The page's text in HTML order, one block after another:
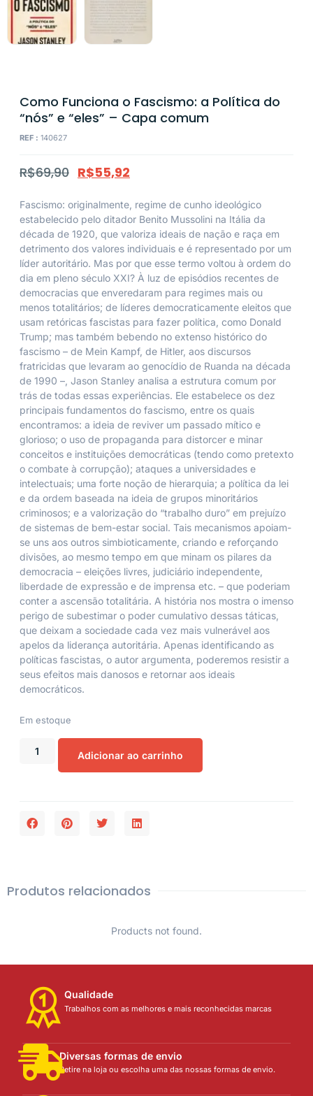
Como Funciona o Fascismo: a Política do
“nós” e “eles” – Capa comum
REF : 140627
R$69,90 R$55,92
Fascismo: originalmente, regime de cunho ideológico
estabelecido pelo ditador Benito Mussolini na Itália da
década de 1920, que valoriza ideais de nação e raça em
detrimento dos valores individuais e é representado por um
líder autoritário. Mas por que esse termo voltou à ordem do
dia em pleno século XXI? À luz de episódios recentes de
democracias que enveredaram para regimes mais ou
menos totalitários; de líderes democraticamente eleitos que
usam retóricas fascistas para fazer política, como Donald
Trump; mas também bebendo no extenso histórico do
fascismo – de Mein Kampf, de Hitler, aos discursos
fratricidas que levaram ao genocídio de Ruanda na década
de 1990 –, ­Jason Stanley analisa a estrutura comum por
trás de todas essas experiências. Ele estabelece os dez
principais fundamentos do fascismo, entre os quais
encontramos: a ideia de reviver um passado mítico e
glorioso; o uso de propaganda para distorcer e minar
conceitos e instituições democráticas (tendo como pretexto
o combate à corrupção); ataques a universidades e
intelectuais; uma forte ­noção de hierarquia; a política da lei
e da ordem baseada na ideia de grupos minoritários
criminosos; e a valorização do “trabalho duro” em prejuízo
de sistemas de bem-estar social. Tais mecanismos apoiam-
se uns aos outros simbioticamente, criando e reforçando
divisões, ao mesmo tempo em que minam os pilares da
democracia – eleições livres, judiciário independente,
liberdade de expressão e de imprensa etc. – que poderiam
conter a ascensão totalitária. A história nos mostra o imenso
perigo de subestimar o poder cumulativo dessas táticas,
que deixam a sociedade cada vez mais vulnerável aos
apelos da liderança autoritária. Apenas identificando as
políticas fascistas, o autor argumenta, poderemos resistir a
seus efeitos mais danosos e retornar aos ideais
democráticos.
Em estoque
Adicionar ao carrinho
Produtos relacionados
Products not found.
Qualidade
Trabalhos com as melhores e mais reconhecidas marcas
Diversas formas de envio
Retire na loja ou escolha uma das nossas formas de envio.